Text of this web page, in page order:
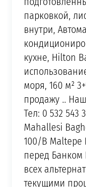
парковкой,
внутри,
кухне, Hilton
моря, 160 м²
продажу ..
Тел: 0 532 543
Mahallesi
100/B
перед
всех
текущими